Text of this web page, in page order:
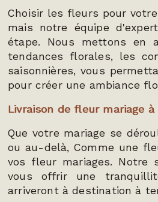
Choisir les fleurs pour
mais notre équipe
étape. Nous mettons en
tendances florales, les
saisonnières, vous
pour créer une ambiance
Livraison de fleur mariage
Que votre mariage se
ou au-delà, Comme une
vos fleur mariages. Notre
vous offrir une
arriveront à destination à